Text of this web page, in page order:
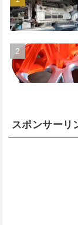
スポンサーリ